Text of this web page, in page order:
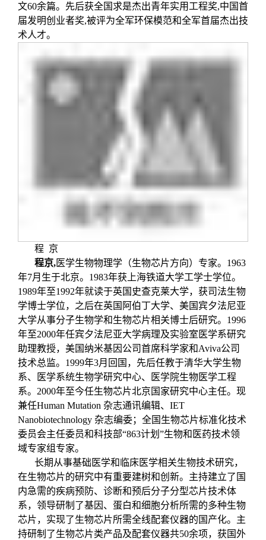
文60余篇。先后获全国求是杰出青年实用工程奖,中国首
届发明创业者奖,被评为全军环保模范和全军首届杰出技
术人才。
程 京
程京,医学生物物理学（生物芯片方向）专家。1963
年7月生于北京。1983年获上海铁道大学工学士学位。
1989年至1992年就读于英国史查克莱大学，获司法生物
学博士学位，之后在英国阿伯丁大学、美国宾夕法尼亚
大学从事分子生物学和生物芯片相关博士后研究。1996
年至2000年任宾夕法尼亚大学病理及实验室医学系研究
助理教授，美国纳米基因公司首席科学家和Aviva公司
技术总监。1999年3月回国，先后任教于清华大学生物
系、医学系统生物学研究中心、医学院生物医学工程
系。2000年至今任生物芯片北京国家研究中心主任。现
兼任Human Mutation 杂志通讯编辑、IET
Nanobiotechnology 杂志编委；全国生物芯片标准化技术
委员会主任委员和科技部“863计划”生物和医药技术领
域专家组专家。
长期从事基础医学和临床医学相关生物技术研究，
在生物芯片的研究中有重要建树和创新。主持建立了国
内急需的疾病预防、诊断和预后分子分型芯片技术体
系，领导研制了基因、蛋白和细胞分析所需的多种生物
芯片，实现了生物芯片所需全线配套仪器的国产化。主
持研制了生物芯片类产品及配套仪器共50余项，获国外